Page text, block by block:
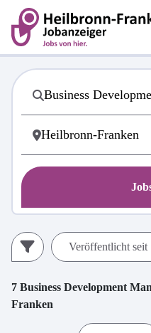
Veröffentlicht seit
7 Business Development
Franken